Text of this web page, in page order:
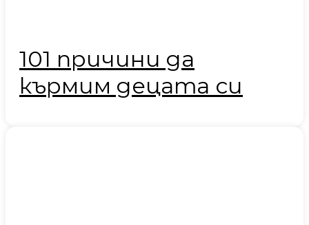
101 причини да
кърмим децата си